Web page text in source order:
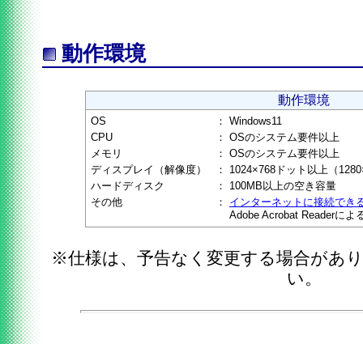
動作環境
動作環境
OS ： Windows11
CPU
： OSのシステム要件以上
メモリ
： OSのシステム要件以上
ディスプレイ（解像度）
：
1024×768ドット以上（
ハードディスク
：
100MB以上の空き容量
その他
：
インターネットに接続でき
Adobe Acrobat Readerによ
※仕様は、予告なく変更する場合があ
い。